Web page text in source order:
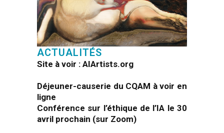
ACTUALITÉS
Site à voir : AIArtists.org
Déjeuner-causerie du CQAM à voir en
ligne
Conférence sur l’éthique de l’IA le 30
avril prochain (sur Zoom)